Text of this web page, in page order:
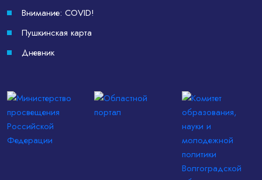
Внимание: COVID!
Пушкинская карта
Дневник